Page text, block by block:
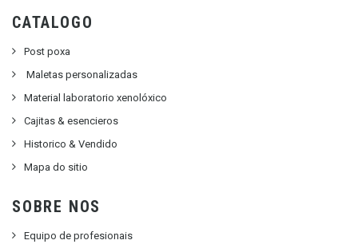
CATALOGO
Post poxa
Maletas personalizadas
Material laboratorio xenolóxico
Cajitas & esencieros
Historico & Vendido
Mapa do sitio
SOBRE NOS
Equipo de profesionais